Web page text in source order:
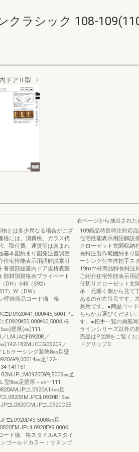
クラシック 108-
ドア II 型
とは多少異なる場合がござ
格には、消費税、ガラス代
、取付費、運賃等は含まれ
基本図納まり図発注書調整
住宅性能表示用語解説索引
有償部品室内ドア規格表室
部材別規格表プライベート
DH）648（592）
）W（DW）
呼称商品コード価 格
枠
㎜)壁厚(㎜)111-
LMJA□F0920R／
)142-182MJC□G0620R／
ｂケーシング装飾8㎜足壁
㎜足122-
141161-
㎜足
型8㎜足壁厚︵㎜︶111-
㎜足
㎜
㎜足
ド価 格スタイルAスタイ
ゴールドカラー：サテンゴ
右ページから抽出された
109商品特長特注対応
住宅性能表示用語解説
クローゼット玄関収納
長特注製作範囲納まり
ーシング付本体把手ス
19mm枠商品特長特注
ご紹介住宅性能表示用
仕切りクローゼット玄
吊 元開く側から見て
あるのが左吊元です。
兼用です。●商品コー
ちらかお選びください
す。●把手一覧の掲載
ラインシリーズ以外の
売品はP.228をご覧く
ドグリップC